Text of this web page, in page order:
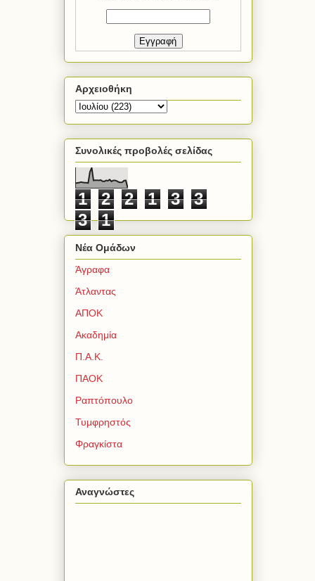
Αρχειοθήκη
Συνολικές προβολές σελίδας
1 2 2 1 3
3
3
1
Νέα Ομάδων
Άγραφα
Άτλαντας
ΑΠΟΚ
Ακαδημία
Π.Α.Κ.
ΠΑΟΚ
Ραπτόπουλο
Τυμφρηστός
Φραγκίστα
Αναγνώστες